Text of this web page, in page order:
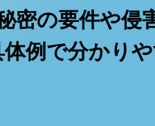
密の要件や侵
体例で分かりや